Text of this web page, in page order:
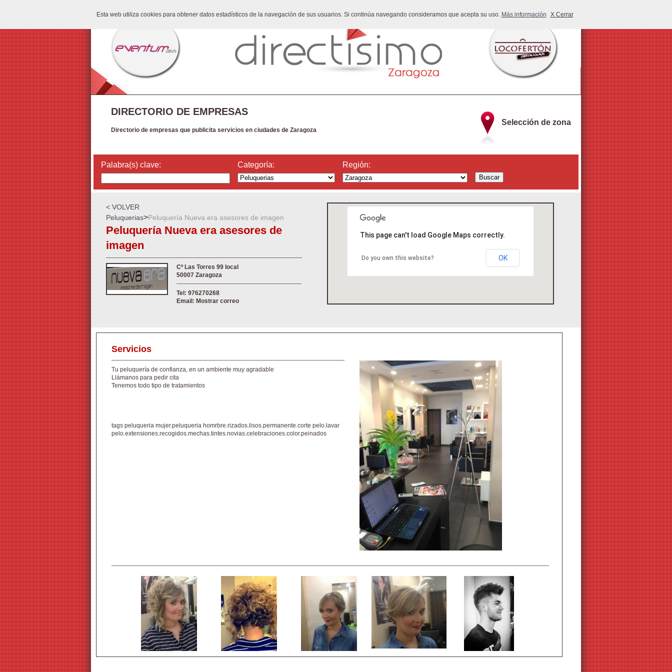
Esta web utiliza cookies para obtener datos estadísticos de la navegación de sus usuarios. Si continúa navegando consideramos que acepta su uso. Más información X Cerrar
Selección de zona
DIRECTORIO DE EMPRESAS
Directorio de empresas que publicita servicios en ciudades de Zaragoza
Palabra(s) clave: Categoría: Región:
< VOLVER
Peluquerias>Peluquería Nueva era asesores de imagen
Peluquería Nueva era asesores de
imagen
Cº Las Torres 99 local
50007 Zaragoza
Tel: 976270268
Email: Mostrar correo
This page can't load Google Maps correctly.
Do you own this website? OK
Servicios
Tu peluquería de confianza, en un ambiente muy agradable
Llámanos para pedir cita
Tenemos todo tipo de tratamientos
tags peluqueria mujer.peluqueria homrbre.rizados.lisos.permanente.corte pelo.lavar
pelo.extensiones.recogidos.mechas.tintes.novias.celebraciones.color.peinados